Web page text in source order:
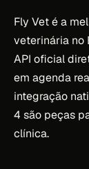
Fly Vet é a
veterinária no
API oficial
em agenda
integração
4 são peças
clínica.